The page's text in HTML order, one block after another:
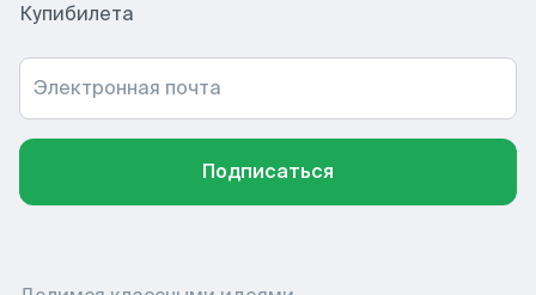
Купибилета
Электронная почта
Подписаться